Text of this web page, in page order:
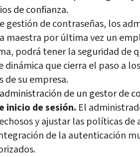
de confianza.
gestión de contraseñas, los
maestra por última vez un
podrá tener la seguridad de
dinámica que cierra el paso a
de su empresa.
de un gestor de
inicio de sesión. El
y ajustar las políticas
de la autenticación